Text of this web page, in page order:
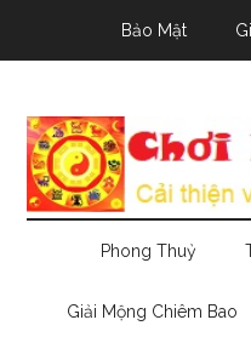
Bảo Mật
Phong Thuỷ
Giải Mộng Chiêm Bao